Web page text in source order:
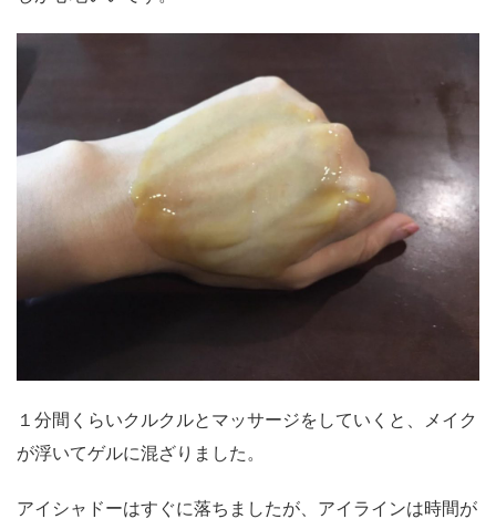
１分間くらいクルクルとマッサージをしていくと、メイク
が浮いてゲルに混ざりました。
アイシャドーはすぐに落ちましたが、アイラインは時間が